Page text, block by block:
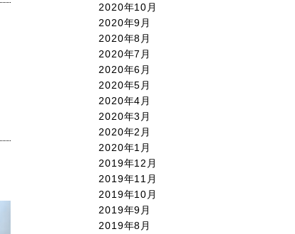
2020年10月
2020年9月
2020年8月
2020年7月
2020年6月
2020年5月
2020年4月
2020年3月
2020年2月
2020年1月
2019年12月
2019年11月
2019年10月
2019年9月
2019年8月